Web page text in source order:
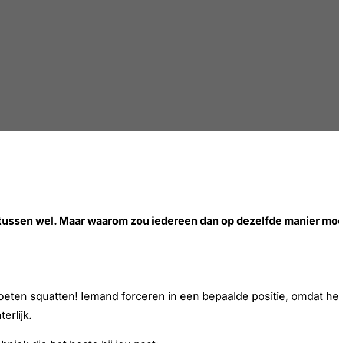
wel. Maar waarom zou iedereen dan op dezelfde manier
squatten! Iemand forceren in een bepaalde positie, omdat